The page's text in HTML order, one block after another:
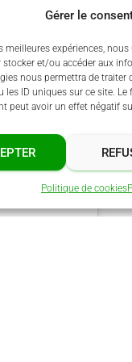
Gérer le
meilleures expériences,
et/ou accéder aux
nous permettra de traiter
les ID uniques sur ce site.
peut avoir un effet négatif
Politique de cookies